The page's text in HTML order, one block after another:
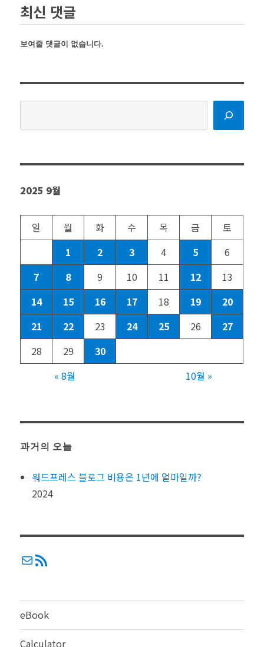
최신 댓글
보여줄 댓글이 없습니다.
2025 9월
일 월 화 수 목 금
토
1
2 3 4 5
6
7
8 9 10 11 12
13
14
15 16 17 18 19
20
21
22 23 24 25 26
27
28
29
30
« 8월
10월 »
과거의 오늘
워드프레스 블로그 비용은 1년에 얼마일까?
2024
메일RSS
eBook
Calculator